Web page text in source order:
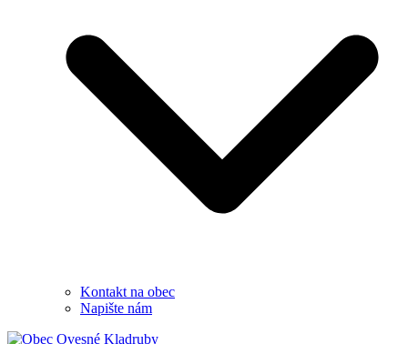
Kontakt na obec
Napište nám